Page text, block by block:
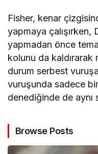
Fisher, kenar
yapmaya çalışırken,
yapmadan önce
kolunu da kaldırarak
durum serbest
vuruşunda sadece
denediğinde de aynı
Browse Posts